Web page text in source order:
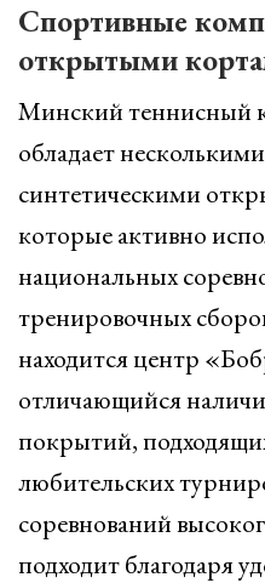
Спортивные
открытыми
Минский теннисный
обладает
синтетическими
которые активно
национальных
тренировочных
находится центр
отличающийся
покрытий,
любительских
соревнований
подходит благодаря